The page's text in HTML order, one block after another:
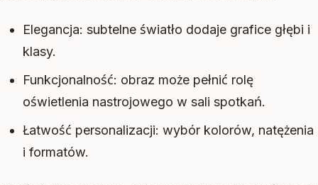
Elegancja: subtelne światło dodaje grafice głębi i
klasy.
Funkcjonalność: obraz może pełnić rolę
oświetlenia nastrojowego w sali spotkań.
Łatwość personalizacji: wybór kolorów, natężenia
i formatów.